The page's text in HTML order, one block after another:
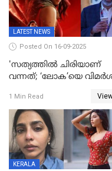
LATEST NEWS
Posted On 16-09-2025
'സത്യത്തിൽ ചിരിയാണ്
വന്നത്; ‘ലോക’യെ
1 Min Read
KERALA